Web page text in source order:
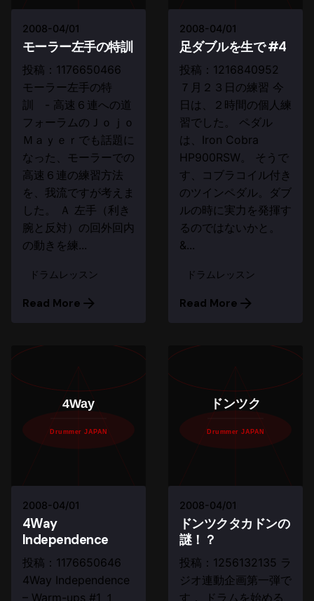
2008-04/01
モーラー左手の特訓
投稿：1176650466
モーラー左手の特
訓 - 高速６連への道
フォーラムのＪｏｊｏ
Ｍａｙｅｒでも話題に
なった、モーラーでの
高速６連の練習方法
を、我流ですが考えま
した。 Ａ 左手（利き
腕と反対）の回外回内
の動きを練...
ドラムレッスン
Read More
2008-04/01
足ダブルを生で #4
投稿：1216840952
７月２３日の練習 今
日は、２時間の個人練
習でした。 ペダル
は、Iron Cobra
HP900RSW。 そうで
す、コブラコイル付き
のツインペダル。ダブ
ルの時に実力を発揮す
るのではないかと。
&...
ドラムレッスン
Read More
4Way
Drummer JAPAN
2008-04/01
4Way
Independence
投稿：1176650646
4Way Independence
– Warm-ups #1 １
ドンツク
Drummer JAPAN
2008-04/01
ドンツクタカドンの
謎！？
投稿：1256132135 ラ
ジオ連動企画第一弾で
す． ドラムを始める